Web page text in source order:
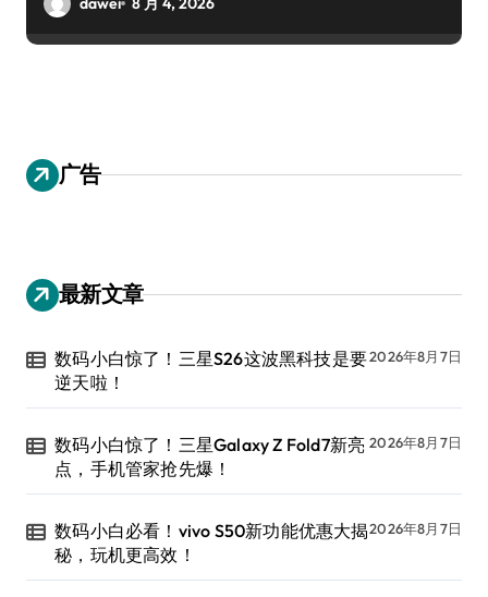
广告
最新文章
数码小白惊了！三星S26这波黑科技是要
逆天啦！
2026年8月7日
数码小白惊了！三星Galaxy Z Fold7新亮
点，手机管家抢先爆！
2026年8月7日
数码小白必看！vivo S50新功能优惠大揭
秘，玩机更高效！
2026年8月7日